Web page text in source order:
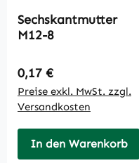
Sechskantmutter
M12-8
Regulärer Preis:
0,17 €
Preise exkl. MwSt. zzgl.
Versandkosten
In den Warenkorb